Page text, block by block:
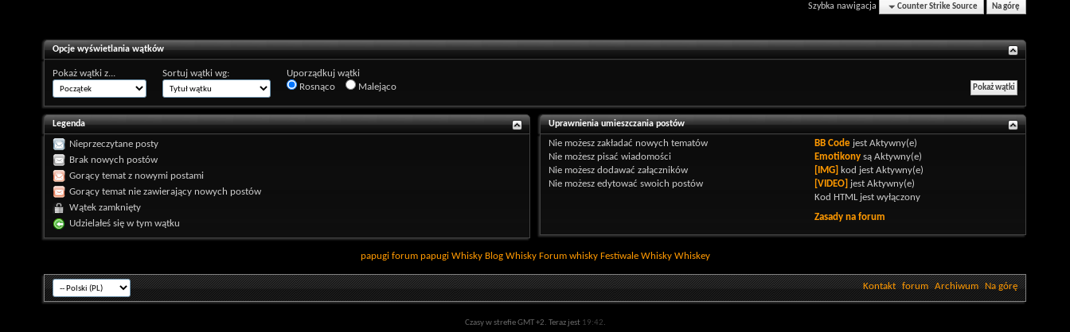
Szybka nawigacja Counter Strike Source Na górę
Opcje wyświetlania wątków
Pokaż wątki z... Sortuj wątki wg:
Uporządkuj wątki
Rosnąco
Malejąco
Legenda
Nieprzeczytane posty
Brak nowych postów
Gorący temat z nowymi postami
Gorący temat nie zawierający nowych postów
Wątek zamknięty
Udzielałeś się w tym wątku
Uprawnienia umieszczania postów
Nie możesz zakładać nowych tematów
Nie możesz pisać wiadomości
Nie możesz dodawać załączników
Nie możesz edytować swoich postów
BB Code jestAktywny(e)
Emotikony sąAktywny(e)
[IMG] kod jestAktywny(e)
[VIDEO] jestAktywny(e)
Kod HTML jestwyłączony
Zasady na forum
papugi forum papugi Whisky Blog Whisky Forum whisky Festiwale Whisky Whiskey
Kontakt forum Archiwum Na górę
Czasy w strefie GMT +2. Teraz jest 19:42.